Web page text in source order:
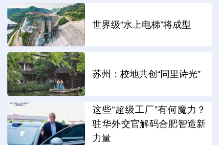
世界级“水上电梯”将成型
苏州：校地共创“同里诗光”
这些“超级工厂”有何魔力？
驻华外交官解码合肥智造新
力量